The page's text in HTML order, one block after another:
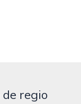
regio